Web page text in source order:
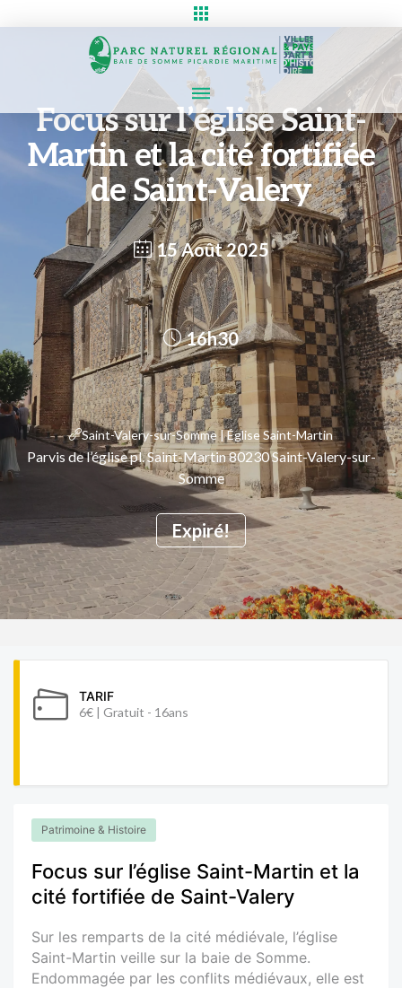
Focus sur l’église Saint-
Martin et la cité fortifiée
de Saint-Valery
15 Août 2025
Expiré!
16h30
Saint-Valery-sur-Somme | Église Saint-Martin
Parvis de l’église pl. Saint-Martin 80230 Saint-Valery-sur-
Somme
TARIF
6€ | Gratuit - 16ans
Patrimoine & Histoire
Focus sur l’église Saint-Martin et la
cité fortifiée de Saint-Valery
Sur les remparts de la cité médiévale, l’église
Saint-Martin veille sur la baie de Somme.
Endommagée par les conflits médiévaux, elle est